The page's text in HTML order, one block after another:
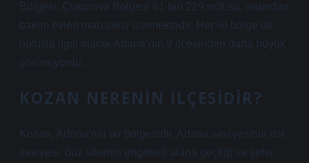
Bölgesi, Çukurova Bölgesi 61 bin 229 nüfusu, ardından
bakım evleri mahallesi izlemektedir. Her iki bölge de
nüfusla ilgili olarak Adana’nın 9 ilçesinden daha büyük
görünüyordu.
KOZAN NERENIN ILÇESIDIR?
Kozan, Adana’nın bir bölgesidir. Adana seviyesinin üst
seviyesi, düz ülkenin engebeli alana geçtiği ve şehir